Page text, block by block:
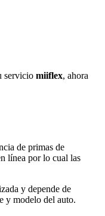
servicio miiflex, ahora
de primas de
línea por lo cual las
y depende de
y modelo del auto.